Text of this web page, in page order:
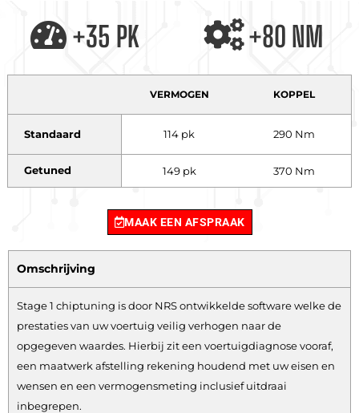
+35 PK +80 NM
VERMOGEN KOPPEL
Standaard 114 pk 290 Nm
Getuned 149 pk 370 Nm
MAAK EEN AFSPRAAK
Omschrijving
Stage 1 chiptuning is door NRS ontwikkelde software welke de
prestaties van uw voertuig veilig verhogen naar de
opgegeven waardes. Hierbij zit een voertuigdiagnose vooraf,
een maatwerk afstelling rekening houdend met uw eisen en
wensen en een vermogensmeting inclusief uitdraai
inbegrepen.